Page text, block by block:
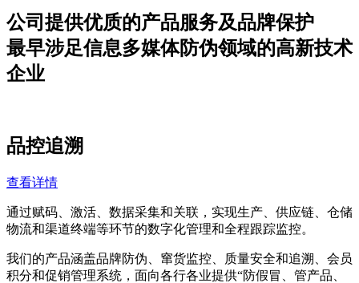
公司提供优质的产品服务及品牌保护
最早涉足信息多媒体防伪领域的高新技术
企业
品控追溯
查看详情
通过赋码、激活、数据采集和关联，实现生产、供应链、仓储
物流和渠道终端等环节的数字化管理和全程跟踪监控。
我们的产品涵盖品牌防伪、窜货监控、质量安全和追溯、会员
积分和促销管理系统，面向各行各业提供“防假冒、管产品、